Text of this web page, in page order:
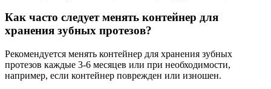
Как часто следует менять контейнер для
хранения зубных протезов?
Рекомендуется менять контейнер для хранения зубных
протезов каждые 3-6 месяцев или при необходимости,
например, если контейнер поврежден или изношен.